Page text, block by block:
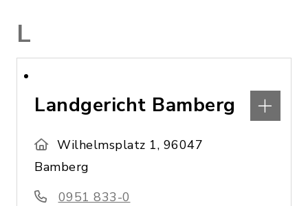
L
Landgericht Bamberg
Wilhelmsplatz 1, 96047
Bamberg
0951 833-0